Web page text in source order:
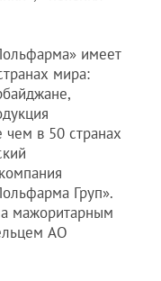
имеет
мира:
в 50 странах
Груп».
мажоритарным
AO